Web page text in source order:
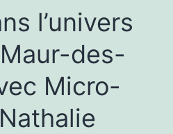
l’univers
des-
Micro-